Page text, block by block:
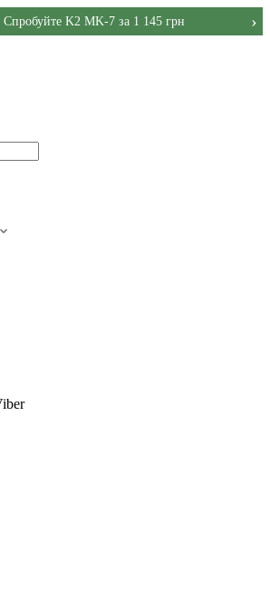
Спробуйте K2 MK-7 за 1 145 грн ›